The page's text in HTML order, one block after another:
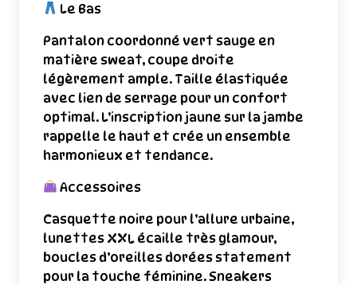
Le Bas
Pantalon coordonné vert sauge en
matière sweat, coupe droite
légèrement ample. Taille élastiquée
avec lien de serrage pour un confort
optimal. L’inscription jaune sur la jambe
rappelle le haut et crée un ensemble
harmonieux et tendance.
Accessoires
Casquette noire pour l’allure urbaine,
lunettes XXL écaille très glamour,
boucles d’oreilles dorées statement
pour la touche féminine. Sneakers